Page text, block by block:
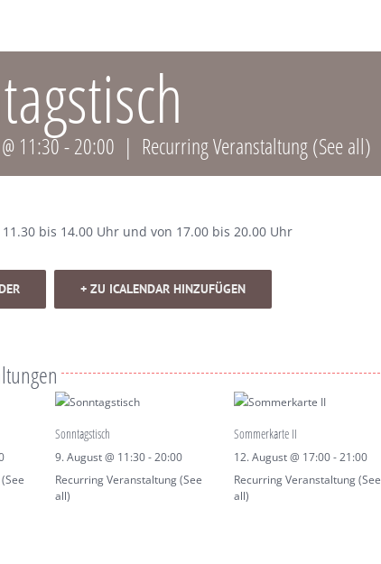
11:30-20:00 | Recurring Veranstaltung(See all)
bis 14.00 Uhr und von 17.00 bis 20.00 Uhr
+ ZU ICALENDAR HINZUFÜGEN
(See
Sonntagstisch
9. August @ 11:30-20:00
Recurring Veranstaltung(See
all)
Sommerkarte II
12. August @ 17:00-21:00
Recurring Veranstaltung(See
all)